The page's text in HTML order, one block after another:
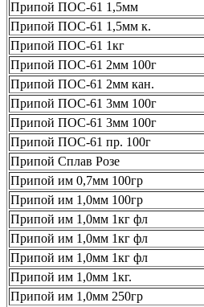
Припой ПОС-61 1,5мм
Припой ПОС-61 1,5мм к.
Припой ПОС-61 1кг
Припой ПОС-61 2мм 100г
Припой ПОС-61 2мм кан.
Припой ПОС-61 3мм 100г
Припой ПОС-61 3мм 100г
Припой ПОС-61 пр. 100г
Припой Сплав Розе
Припой им 0,7мм 100гр
Припой им 1,0мм 100гр
Припой им 1,0мм 1кг фл
Припой им 1,0мм 1кг фл
Припой им 1,0мм 1кг фл
Припой им 1,0мм 1кг.
Припой им 1,0мм 250гр